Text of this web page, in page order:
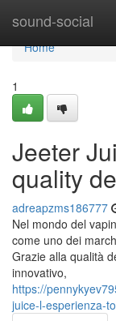
sound-social
Home
Home
1
Jeeter
quality
adreapzms186777
Nel mondo del
come uno dei
Grazie alla qualità
innovativo,
https://
juice-l-esperienza-